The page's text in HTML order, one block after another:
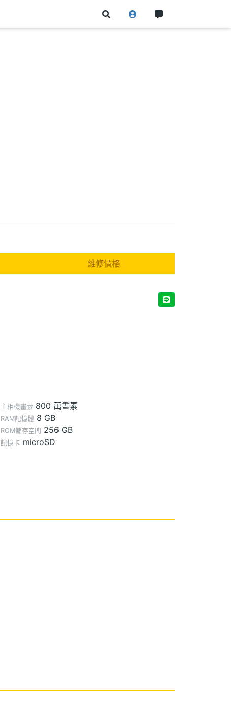
維修價格
主相機畫素 800 萬畫素
RAM記憶體 8 GB
ROM儲存空間 256 GB
記憶卡 microSD